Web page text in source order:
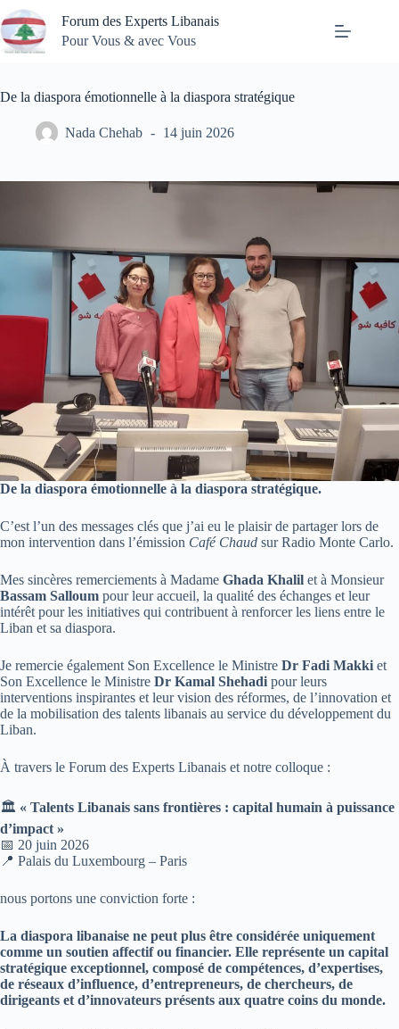
Passer
au
contenu
Forum des Experts Libanais
Pour Vous & avec Vous
De la diaspora émotionnelle à la diaspora stratégique
Nada Chehab 14 juin 2026
De la diaspora émotionnelle à la diaspora stratégique.
C’est l’un des messages clés que j’ai eu le plaisir de partager lors de
mon intervention dans l’émission Café Chaud sur Radio Monte Carlo.
Mes sincères remerciements à Madame Ghada Khalil et à Monsieur
Bassam Salloum pour leur accueil, la qualité des échanges et leur
intérêt pour les initiatives qui contribuent à renforcer les liens entre le
Liban et sa diaspora.
Je remercie également Son Excellence le Ministre Dr Fadi Makki et
Son Excellence le Ministre Dr Kamal Shehadi pour leurs
interventions inspirantes et leur vision des réformes, de l’innovation et
de la mobilisation des talents libanais au service du développement du
Liban.
À travers le Forum des Experts Libanais et notre colloque :
🏛️ « Talents Libanais sans frontières : capital humain à puissance
d’impact »
📅 20 juin 2026
📍 Palais du Luxembourg – Paris
nous portons une conviction forte :
La diaspora libanaise ne peut plus être considérée uniquement
comme un soutien affectif ou financier. Elle représente un capital
stratégique exceptionnel, composé de compétences, d’expertises,
de réseaux d’influence, d’entrepreneurs, de chercheurs, de
dirigeants et d’innovateurs présents aux quatre coins du monde.